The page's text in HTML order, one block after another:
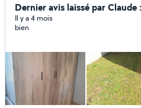
que vous puissiez en jouire
aider pour le montage de
robinet, la pose d'une tringle
Dernier avis laissé par Claude
Il y a 4 mois
bien